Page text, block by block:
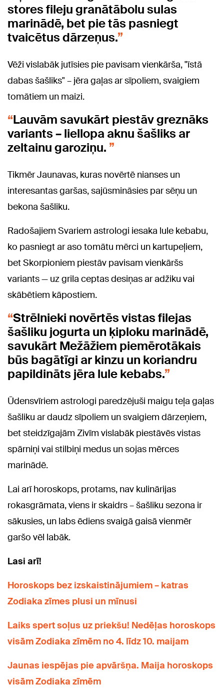
stores fileju granātābolu sulas
marinādē, bet pie tās pasniegt
tvaicētus dārzeņus.
Vēži vislabāk jutīsies pie pavisam vienkārša, "īstā
dabas šašliks" – jēra gaļas ar sīpoliem, svaigiem
tomātiem un maizi.
Lauvām savukārt piestāv greznāks
variants – liellopa aknu šašliks ar
zeltainu garoziņu.
Tikmēr Jaunavas, kuras novērtē nianses un
interesantas garšas, sajūsmināsies par sēņu un
bekona šašliku.
Radošajiem Svariem astrologi iesaka lule kebabu,
ko pasniegt ar aso tomātu mērci un kartupeļiem,
bet Skorpioniem piestāv pavisam vienkāršs
variants — uz grila ceptas desiņas ar adžiku vai
skābētiem kāpostiem.
Strēlnieki novērtēs vistas filejas
šašliku jogurta un ķiploku marinādē,
savukārt Mežāžiem piemērotākais
būs bagātīgi ar kinzu un koriandru
papildināts jēra lule kebabs.
Ūdensvīriem astrologi paredzējuši maigu teļa gaļas
šašliku ar daudz sīpoliem un svaigiem dārzeņiem,
bet steidzīgajām Zivīm vislabāk piestāvēs vistas
spārniņi vai stilbiņi medus un sojas mērces
marinādē.
Lai arī horoskops, protams, nav kulinārijas
rokasgrāmata, viens ir skaidrs – šašliku sezona ir
sākusies, un labs ēdiens svaigā gaisā vienmēr
garšo vēl labāk.
Lasi arī!
Horoskops bez izskaistinājumiem – katras
Zodiaka zīmes plusi un mīnusi
Laiks spert soļus uz priekšu! Nedēļas horoskops
visām Zodiaka zīmēm no 4. līdz 10. maijam
Jaunas iespējas pie apvāršņa. Maija horoskops
visām Zodiaka zīmēm